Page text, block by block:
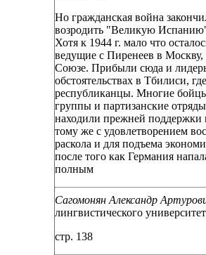
Но гражданская война
возродить "Великую
Хотя к 1944 г. мало что
ведущие с Пиренеев в Москву,
Союзе. Прибыли сюда и
обстоятельствах в Тбилиси,
республиканцы. Многие
группы и партизанские
находили прежней поддержки
тому же с удовлетворением
раскола и для подъема
после того как Германия
полным
Сагомонян Александр
лингвистического
стр. 138